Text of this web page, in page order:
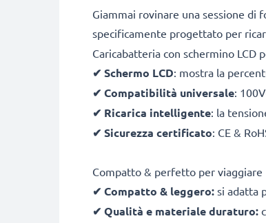
Giammai rovinare una sessione di
specificamente progettato per
Caricabatteria con schermino LCD
✔ Schermo LCD: mostra la
✔ Compatibilità universale:
✔ Ricarica intelligente: la
✔ Sicurezza certificato: CE &
Compatto & perfetto per viaggiare
✔ Compatto & leggero: si adatta
✔ Qualità e materiale duraturo: